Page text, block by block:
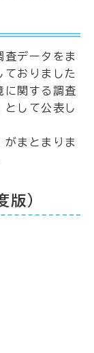
データをま
ておりました
に関する調査
として公表し
まとまりま
版）